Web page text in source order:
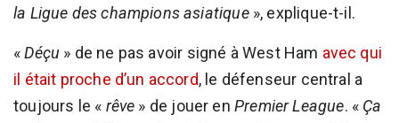
la Ligue des champions asiatique», explique-t-il.
«Déçu » de ne pas avoir signé à West Ham avec qui
il était proche d’un accord, le défenseur central a
toujours le « rêve » de jouer en Premier League. « Ça